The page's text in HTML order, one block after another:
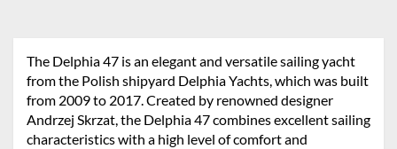
The Delphia 47 is an elegant and versatile sailing yacht
from the Polish shipyard Delphia Yachts, which was built
from 2009 to 2017. Created by renowned designer
Andrzej Skrzat, the Delphia 47 combines excellent sailing
characteristics with a high level of comfort and